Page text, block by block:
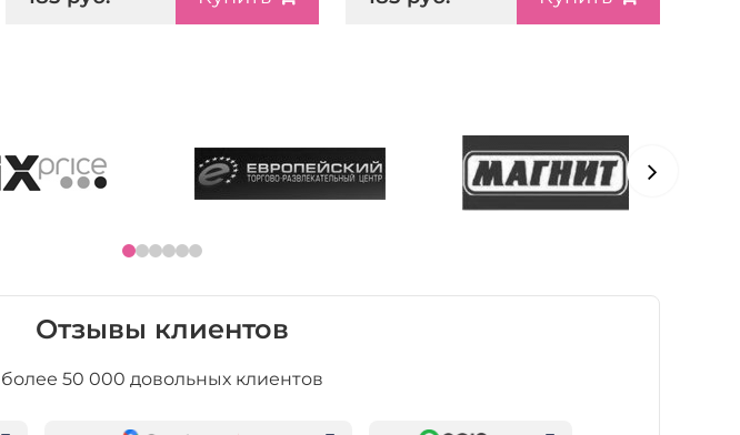
Отзывы клиентов
более 50 000 довольных клиентов